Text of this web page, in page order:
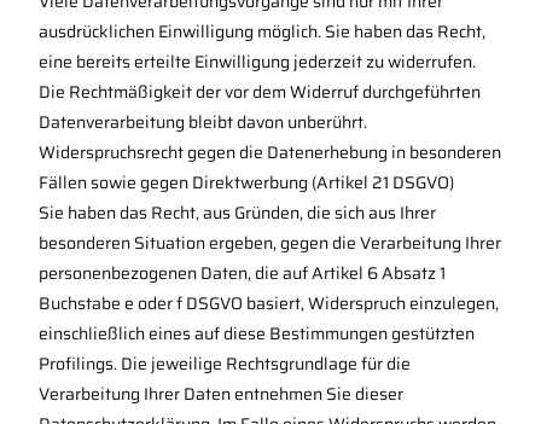
ausdrücklichen Einwilligung möglich. Sie haben das Recht,
eine bereits erteilte Einwilligung jederzeit zu widerrufen.
Die Rechtmäßigkeit der vor dem Widerruf durchgeführten
Datenverarbeitung bleibt davon unberührt.
Widerspruchsrecht gegen die Datenerhebung in besonderen
Fällen sowie gegen Direktwerbung (Artikel 21 DSGVO)
Sie haben das Recht, aus Gründen, die sich aus Ihrer
besonderen Situation ergeben, gegen die Verarbeitung Ihrer
personenbezogenen Daten, die auf Artikel 6 Absatz 1
Buchstabe e oder f DSGVO basiert, Widerspruch einzulegen,
einschließlich eines auf diese Bestimmungen gestützten
Profilings. Die jeweilige Rechtsgrundlage für die
Verarbeitung Ihrer Daten entnehmen Sie dieser